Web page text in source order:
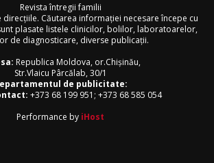
Revista întregii familii
Căutarea informaţiei necesare începe cu
plasate listele clinicilor, bolilor, laboratoarelor,
de diagnosticare, diverse publicaţii.
Republica Moldova, or.Chişinău,
Str.Vlaicu Pârcălab, 30/1
de publicitate:
+373 68 199 951 ; +373 68 585 054
Performance by iHost